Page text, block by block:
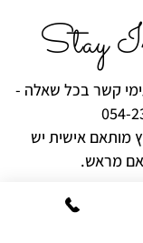
Stay
קשר בכל שאלה -
054-
מותאם אישית יש
מראש.
לקבל עידכונים,